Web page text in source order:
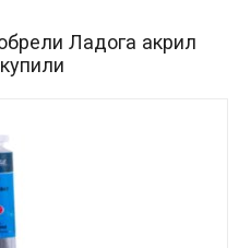
Ладога акрил